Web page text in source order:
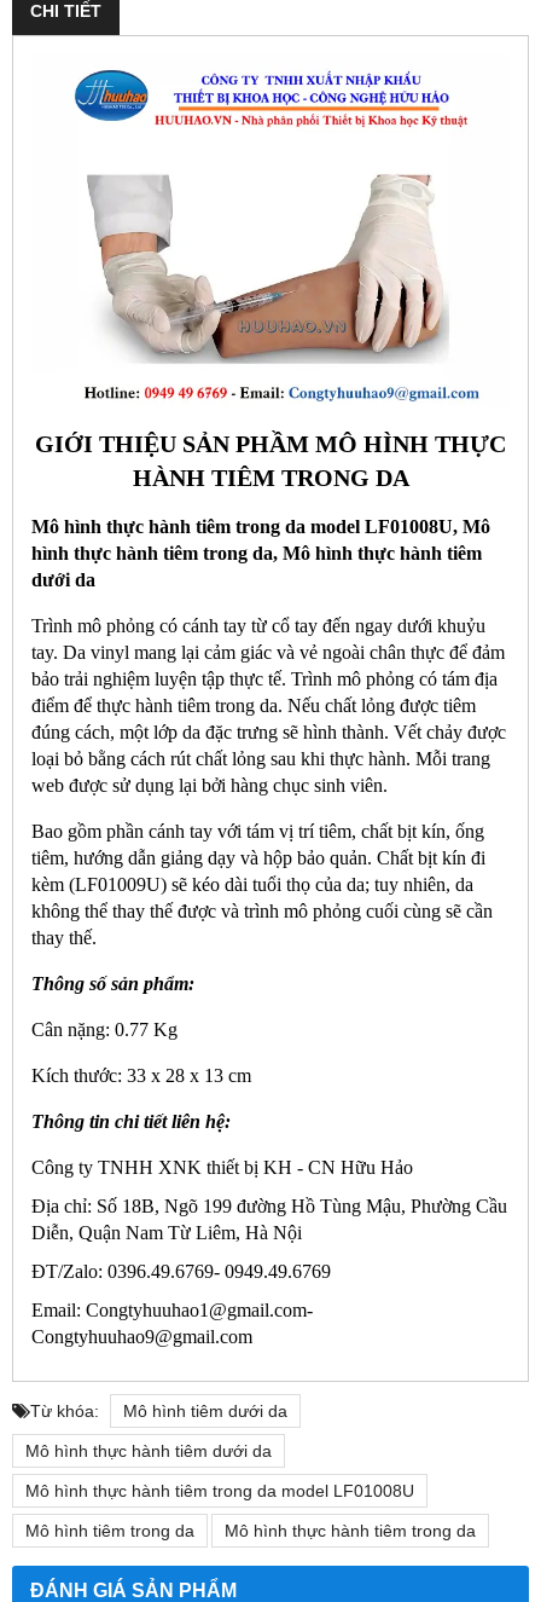
CHI TIẾT
GIỚI THIỆU SẢN PHẦM MÔ HÌNH THỰC
HÀNH TIÊM TRONG DA
Mô hình thực hành tiêm trong da model LF01008U, Mô
hình thực hành tiêm trong da, Mô hình thực hành tiêm
dưới da
Trình mô phỏng có cánh tay từ cổ tay đến ngay dưới khuỷu
tay. Da vinyl mang lại cảm giác và vẻ ngoài chân thực để đảm
bảo trải nghiệm luyện tập thực tế. Trình mô phỏng có tám địa
điểm để thực hành tiêm trong da. Nếu chất lỏng được tiêm
đúng cách, một lớp da đặc trưng sẽ hình thành. Vết chảy được
loại bỏ bằng cách rút chất lỏng sau khi thực hành. Mỗi trang
web được sử dụng lại bởi hàng chục sinh viên.
Bao gồm phần cánh tay với tám vị trí tiêm, chất bịt kín, ống
tiêm, hướng dẫn giảng dạy và hộp bảo quản. Chất bịt kín đi
kèm (LF01009U) sẽ kéo dài tuổi thọ của da; tuy nhiên, da
không thể thay thế được và trình mô phỏng cuối cùng sẽ cần
thay thế.
Thông số sản phẩm:
Cân nặng: 0.77 Kg
Kích thước: 33 x 28 x 13 cm
Thông tin chi tiết liên hệ:
Công ty TNHH XNK thiết bị KH - CN Hữu Hảo
Địa chỉ: Số 18B, Ngõ 199 đường Hồ Tùng Mậu, Phường Cầu
Diễn, Quận Nam Từ Liêm, Hà Nội
ĐT/Zalo: 0396.49.6769- 0949.49.6769
Email: Congtyhuuhao1@gmail.com-
Congtyhuuhao9@gmail.com
Từ khóa: Mô hình tiêm dưới da
Mô hình thực hành tiêm dưới da
Mô hình thực hành tiêm trong da model LF01008U
Mô hình tiêm trong da Mô hình thực hành tiêm trong da
ĐÁNH GIÁ SẢN PHẨM